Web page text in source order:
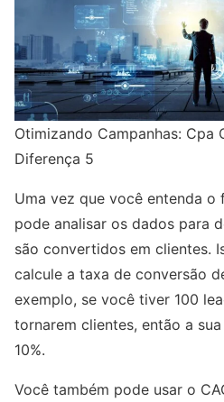
Otimizando Campanhas: Cpa
Diferença 5
Uma vez que você entenda o
pode analisar os dados para
são convertidos em clientes.
calcule a taxa de conversão
exemplo, se você tiver 100
tornarem clientes, então a
10%.
Você também pode usar o